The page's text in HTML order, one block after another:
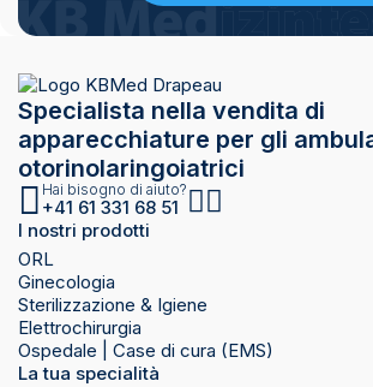
Specialista nella vendita di
apparecchiature per gli
otorinolaringoiatrici
Hai bisogno di aiuto?
+41 61 331 68 51
I nostri prodotti
ORL
Ginecologia
Sterilizzazione & Igiene
Elettrochirurgia
Ospedale | Case di cura (EMS)
La tua specialità